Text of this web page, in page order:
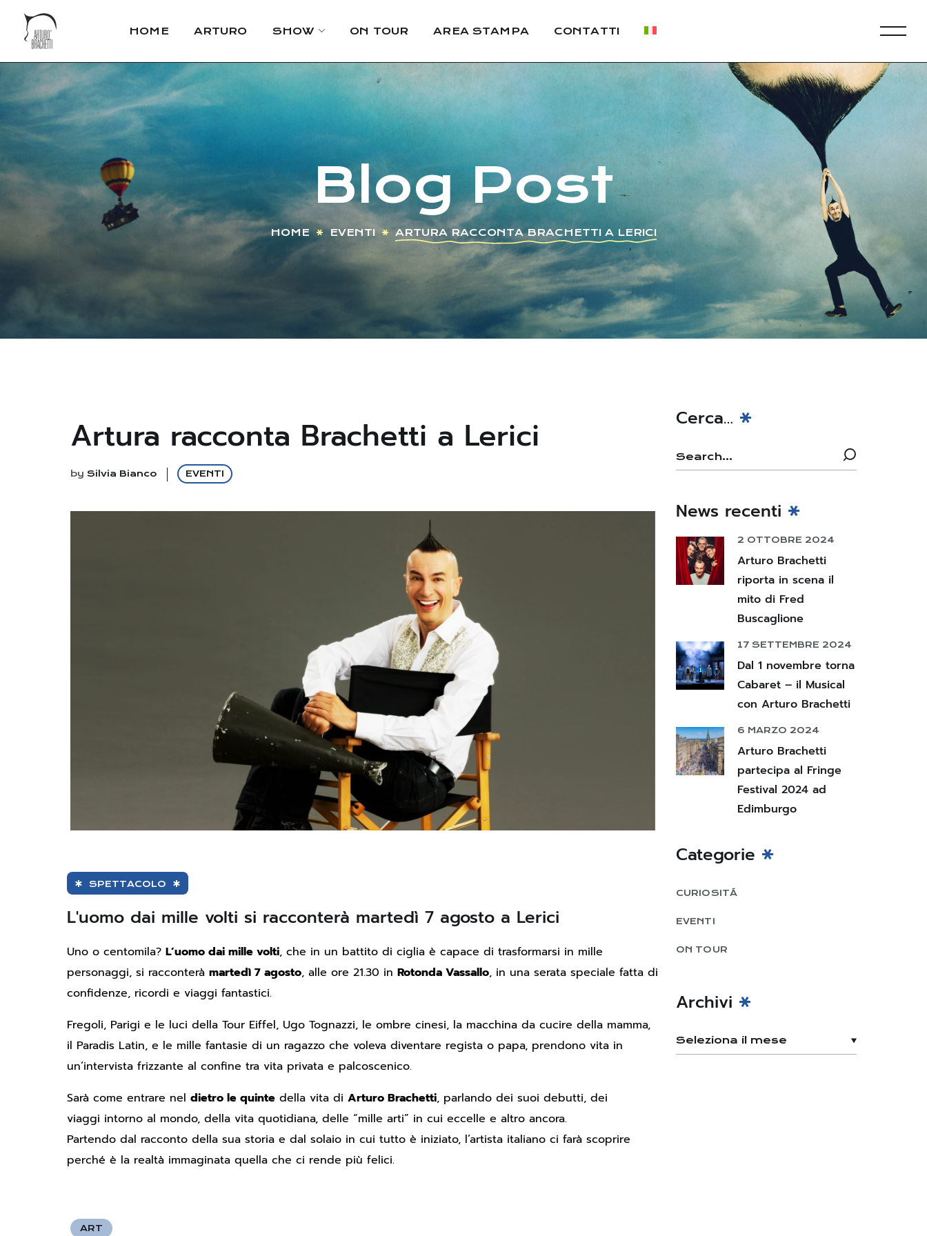
HOME ARTURO SHOW ON TOUR AREA STAMPA CONTATTI
Blog Post
HOME EVENTI ARTURA RACCONTA BRACHETTI A LERICI
Artura racconta Brachetti a Lerici
by Silvia Bianco EVENTI
SPETTACOLO
L'uomo dai mille volti si racconterà martedì 7 agosto a Lerici
Uno o centomila? L’uomo dai mille volti, che in un battito di ciglia è capace di trasformarsi in mille
personaggi, si racconterà martedì 7 agosto, alle ore 21.30 in Rotonda Vassallo, in una serata speciale fatta di
confidenze, ricordi e viaggi fantastici.
Fregoli, Parigi e le luci della Tour Eiffel, Ugo Tognazzi, le ombre cinesi, la macchina da cucire della mamma,
il Paradis Latin, e le mille fantasie di un ragazzo che voleva diventare regista o papa, prendono vita in
un’intervista frizzante al confine tra vita privata e palcoscenico.
Sarà come entrare nel dietro le quinte della vita di Arturo Brachetti, parlando dei suoi debutti, dei
viaggi intorno al mondo, della vita quotidiana, delle “mille arti” in cui eccelle e altro ancora.
Partendo dal racconto della sua storia e dal solaio in cui tutto è iniziato, l’artista italiano ci farà scoprire
perché è la realtà immaginata quella che ci rende più felici.
ART
Cerca…
News recenti
2 OTTOBRE 2024
Arturo Brachetti
riporta in scena il
mito di Fred
Buscaglione
17 SETTEMBRE 2024
Dal 1 novembre torna
Cabaret – il Musical
con Arturo Brachetti
6 MARZO 2024
Arturo Brachetti
partecipa al Fringe
Festival 2024 ad
Edimburgo
Categorie
CURIOSITÁ
EVENTI
ON TOUR
Archivi